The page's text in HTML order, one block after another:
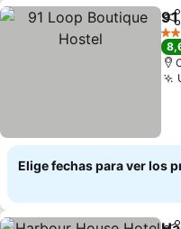
2
Elige fechas para ver los